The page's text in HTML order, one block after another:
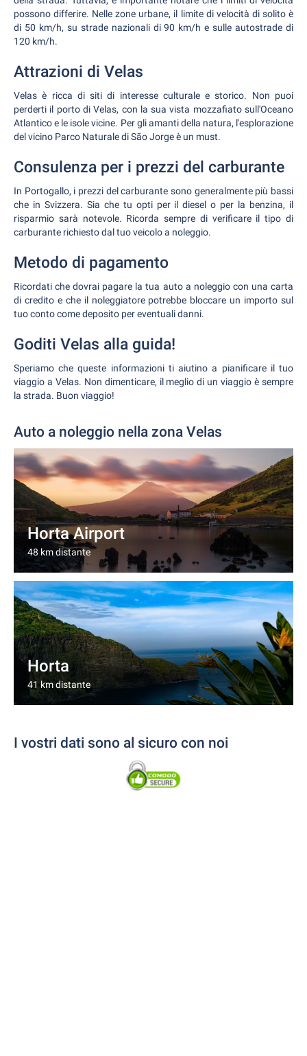
possono differire. Nelle zone urbane, il limite di velocità di solito è
di 50 km/h, su strade nazionali di 90 km/h e sulle autostrade di
120 km/h.
Attrazioni di Velas
Velas è ricca di siti di interesse culturale e storico. Non puoi
perderti il porto di Velas, con la sua vista mozzafiato sull'Oceano
Atlantico e le isole vicine. Per gli amanti della natura, l'esplorazione
del vicino Parco Naturale di São Jorge è un must.
Consulenza per i prezzi del carburante
In Portogallo, i prezzi del carburante sono generalmente più bassi
che in Svizzera. Sia che tu opti per il diesel o per la benzina, il
risparmio sarà notevole. Ricorda sempre di verificare il tipo di
carburante richiesto dal tuo veicolo a noleggio.
Metodo di pagamento
Ricordati che dovrai pagare la tua auto a noleggio con una carta
di credito e che il noleggiatore potrebbe bloccare un importo sul
tuo conto come deposito per eventuali danni.
Goditi Velas alla guida!
Speriamo che queste informazioni ti aiutino a pianificare il tuo
viaggio a Velas. Non dimenticare, il meglio di un viaggio è sempre
la strada. Buon viaggio!
Auto a noleggio nella zona Velas
Horta Airport
48 km distante
Horta
41 km distante
I vostri dati sono al sicuro con noi